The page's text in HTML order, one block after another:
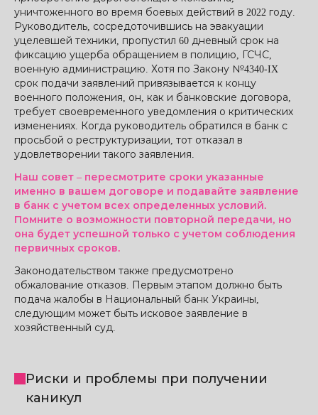
уничтоженного во время боевых действий в 2022 году.
Руководитель, сосредоточившись на эвакуации
уцелевшей техники, пропустил 60 дневный срок на
фиксацию ущерба обращением в полицию, ГСЧС,
военную администрацию. Хотя по Закону №4340-IX
срок подачи заявлений привязывается к концу
военного положения, он, как и банковские договора,
требует своевременного уведомления о критических
изменениях. Когда руководитель обратился в банк с
просьбой о реструктуризации, тот отказал в
удовлетворении такого заявления.
Наш совет – пересмотрите сроки указанные
именно в вашем договоре и подавайте заявление
в банк с учетом всех определенных условий.
Помните о возможности повторной передачи, но
она будет успешной только с учетом соблюдения
первичных сроков.
Законодательством также предусмотрено
обжалование отказов. Первым этапом должно быть
подача жалобы в Национальный банк Украины,
следующим может быть исковое заявление в
хозяйственный суд.
Риски и проблемы при получении
каникул